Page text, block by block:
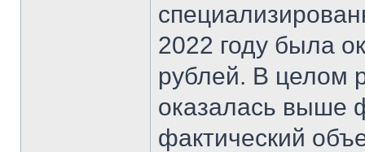
2022 году была
рублей. В целом
оказалась выше
фактический